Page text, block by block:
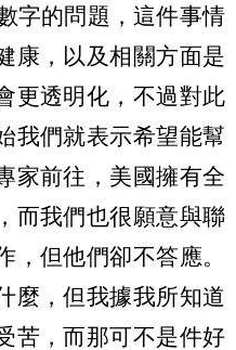
字的問題，這件事情
康，以及相關方面是
更透明化，不過對此
我們就表示希望能幫
家前往，美國擁有全
而我們也很願意與聯
，但他們卻不答應。
麼，但我據我所知道
苦，而那可不是件好